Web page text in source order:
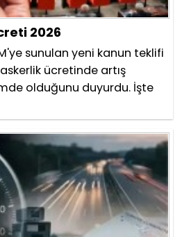
2026
sunulan yeni kanun teklifi
ücretinde artış
olduğunu duyurdu. İşte